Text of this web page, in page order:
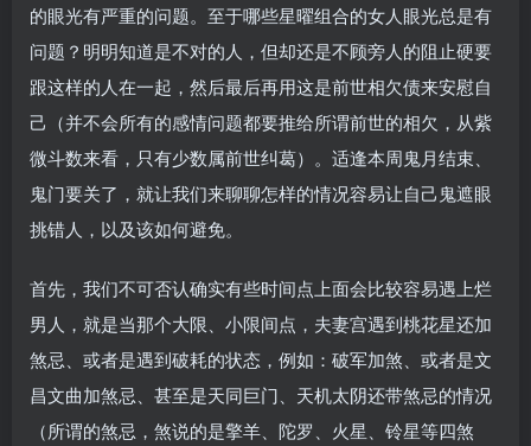
的眼光有严重的问题。至于哪些星曜组合的女人眼光总是有
问题？明明知道是不对的人，但却还是不顾旁人的阻止硬要
跟这样的人在一起，然后最后再用这是前世相欠债来安慰自
己（并不会所有的感情问题都要推给所谓前世的相欠，从紫
微斗数来看，只有少数属前世纠葛）。适逢本周鬼月结束、
鬼门要关了，就让我们来聊聊怎样的情况容易让自己鬼遮眼
挑错人，以及该如何避免。
首先，我们不可否认确实有些时间点上面会比较容易遇上烂
男人，就是当那个大限、小限间点，夫妻宫遇到桃花星还加
煞忌、或者是遇到破耗的状态，例如：破军加煞、或者是文
昌文曲加煞忌、甚至是天同巨门、天机太阴还带煞忌的情况
（所谓的煞忌，煞说的是擎羊、陀罗、火星、铃星等四煞